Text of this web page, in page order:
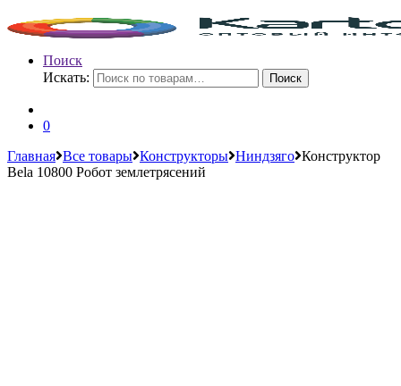
Поиск
Искать:
Поиск
0
Главная Все товары Конструкторы Ниндзяго Конструктор
Bela 10800 Робот землетрясений